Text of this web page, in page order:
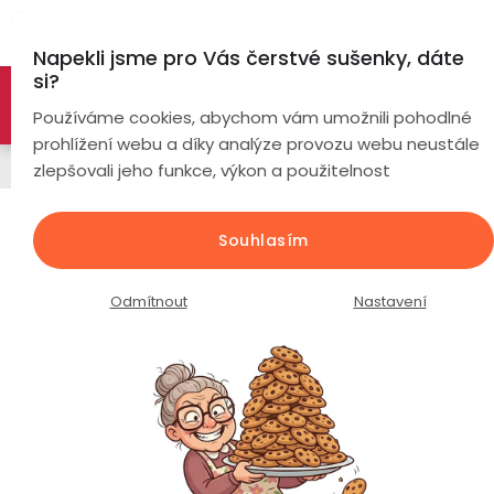
Napekli jsme pro Vás čerstvé sušenky, dáte
si?
Používáme cookies, abychom vám umožnili pohodlné
prohlížení webu a díky analýze provozu webu neustále
zlepšovali jeho funkce, výkon a použitelnost
Nastavení
Odmítnout
Souhlasím
obsah
🚀 Nové modely DRONŮ 🚀
-26%
PROZKOUMAT NABÍDKU
náramky
Chytré
podle
Dámské
Chytré
sluchátka
Chytré prsteny
Chytrý prsten MOVE X02 Ultra /
Dark gray /
Průměrné
Neohodnoceno Podrobnosti hodnocení